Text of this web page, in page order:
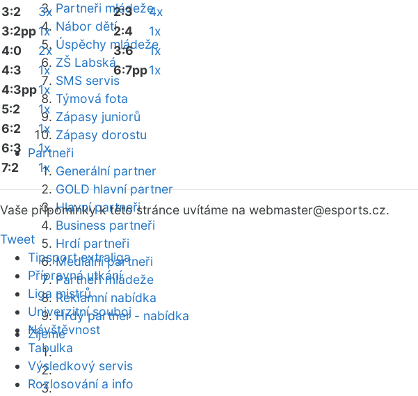
Partneři mládeže
Nábor dětí
Úspěchy mládeže
ZŠ Labská
SMS servis
Týmová fota
Zápasy juniorů
Zápasy dorostu
Partneři
Generální partner
GOLD hlavní partner
Hlavní partneři
Business partneři
Hrdí partneři
Mediální partneři
Partneři mládeže
Reklamní nabídka
Hrdý partner - nabídka
Žijeme
3:2
3x
3:2pp1x
4:0
2x
4:3
1x
4:3pp1x
5:2
1x
6:2
1x
6:3
1x
7:2
1x
2:3
4x
2:4
1x
3:6
1x
6:7pp1x
Vaše připomínky k této stránce uvítáme na webmaster@esports.cz.
Tweet
Tipsport extraliga
Přípravná utkání
Liga mistrů
Univerzitní souboj
Návštěvnost
Tabulka
Výsledkový servis
Rozlosování a info